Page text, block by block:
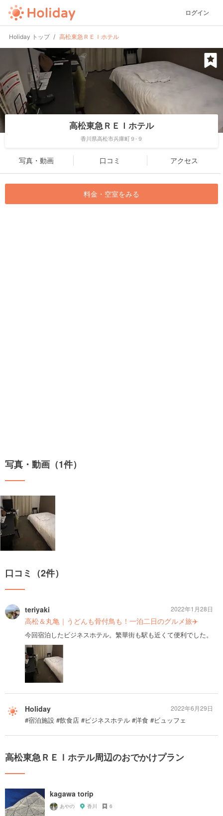
ログイン
Holiday トップ 高松東急ＲＥＩホテル
高松東急ＲＥＩホテル
香川県高松市兵庫町９-９
写真・動画 口コミ アクセス
料金・空室をみる
写真・動画（1件）
口コミ（2件）
teriyaki
高松＆丸亀｜うどんも骨付鳥も！一泊二日のグルメ旅✈️
今回宿泊したビジネスホテル。繁華街も駅も近くて便利でした。
2022年1月28日
Holiday
#宿泊施設 #飲食店 #ビジネスホテル #洋食 #ビュッフェ
2022年6月29日
高松東急ＲＥＩホテル周辺のおでかけプラン
kagawa torip
あやの 香川 6